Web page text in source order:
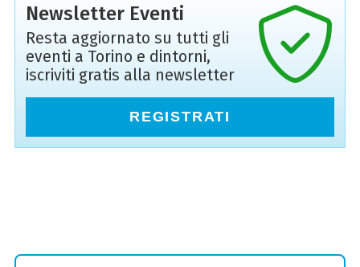
Newsletter Eventi
Resta aggiornato su tutti gli
eventi a Torino e dintorni,
iscriviti gratis alla newsletter
REGISTRATI